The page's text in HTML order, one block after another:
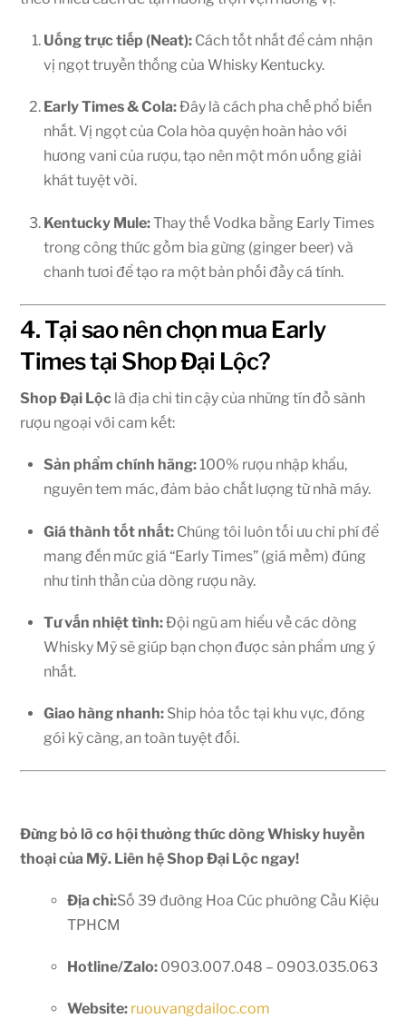
Uống trực tiếp (Neat): Cách tốt nhất để cảm nhận
vị ngọt truyền thống của Whisky Kentucky.
Early Times & Cola:Đây là cách pha chế phổ biến
nhất. Vị ngọt của Cola hòa quyện hoàn hảo với
hương vani của rượu, tạo nên một món uống giải
khát tuyệt vời.
Kentucky Mule:Thay thế Vodka bằng Early Times
trong công thức gồm bia gừng (ginger beer) và
chanh tươi để tạo ra một bản phối đầy cá tính.
4. Tại sao nên chọn mua Early
Times tại Shop Đại Lộc?
Shop Đại Lộc là địa chỉ tin cậy của những tín đồ sành
rượu ngoại với cam kết:
Sản phẩm chính hãng:100% rượu nhập khẩu,
nguyên tem mác, đảm bảo chất lượng từ nhà máy.
Giá thành tốt nhất: Chúng tôi luôn tối ưu chi phí để
mang đến mức giá “Early Times” (giá mềm) đúng
như tinh thần của dòng rượu này.
Tư vấn nhiệt tình:Đội ngũ am hiểu về các dòng
Whisky Mỹ sẽ giúp bạn chọn được sản phẩm ưng ý
nhất.
Giao hàng nhanh: Ship hỏa tốc tại khu vực, đóng
gói kỹ càng, an toàn tuyệt đối.
Đừng bỏ lỡ cơ hội thưởng thức dòng Whisky huyền
thoại của Mỹ. Liên hệ Shop Đại Lộc ngay!
Địa chỉ:Số 39 đường Hoa Cúc phường Cầu Kiệu
TPHCM
Hotline/Zalo:0903.007.048 – 0903.035.063
Website: ruouvangdailoc.com